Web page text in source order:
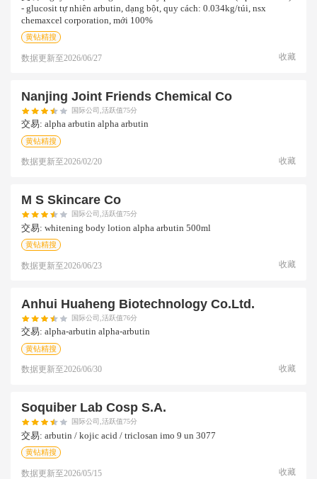
- glucosit tự nhiên arbutin, dạng bột, quy cách: 0.034kg/túi, nsx
chemaxcel corporation, mới 100%
黄钻精搜
数据更新至2026/06/27 收藏
Nanjing Joint Friends Chemical Co
国际公司,活跃值75分
交易: alpha arbutin alpha arbutin
黄钻精搜
数据更新至2026/02/20 收藏
M S Skincare Co
国际公司,活跃值75分
交易: whitening body lotion alpha arbutin 500ml
黄钻精搜
数据更新至2026/06/23 收藏
Anhui Huaheng Biotechnology Co.ltd.
国际公司,活跃值76分
交易: alpha-arbutin alpha-arbutin
黄钻精搜
数据更新至2026/06/30 收藏
Soquiber Lab Cosp S.a.
国际公司,活跃值75分
交易: arbutin / kojic acid / triclosan imo 9 un 3077
黄钻精搜
数据更新至2026/05/15 收藏